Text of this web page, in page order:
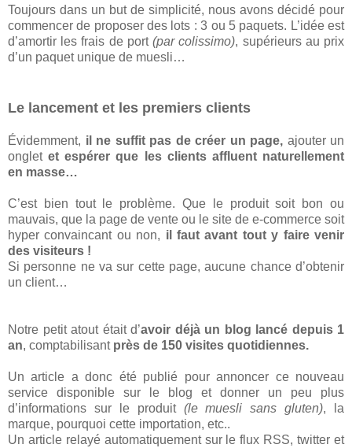
Toujours dans un but de simplicité, nous avons décidé pour
commencer de proposer des lots : 3 ou 5 paquets. L’idée est
d’amortir les frais de port(par colissimo), supérieurs au prix
d’un paquet unique de muesli…
Le lancement et les premiers clients
Évidemment, il ne suffit pas de créer un page, ajouter un
ongletet espérer que les clients affluent naturellement
en masse…
C’est bien tout le problème. Que le produit soit bon ou
mauvais, que la page de vente ou le site de e-commerce soit
hyper convaincant ou non, il faut avant tout y faire venir
des visiteurs !
Si personne ne va sur cette page, aucune chance d’obtenir
un client…
Notre petit atout était d’avoir déjà un blog lancé depuis 1
an, comptabilisant près de 150 visites quotidiennes.
Un article a donc été publié pour annoncer ce nouveau
service disponible sur le blog et donner un peu plus
d’informations sur le produit (le muesli sans gluten), la
marque, pourquoi cette importation, etc..
Un article relayé automatiquement sur le flux RSS, twitter et